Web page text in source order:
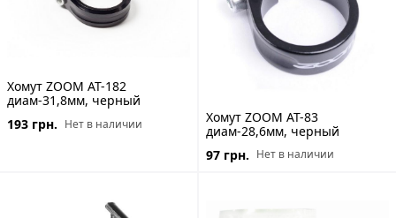
Хомут ZOOM AT-182
диам-31,8мм, черный
193 грн. Нет в наличии
Хомут ZOOM AT-83
диам-28,6мм, черный
97 грн. Нет в наличии